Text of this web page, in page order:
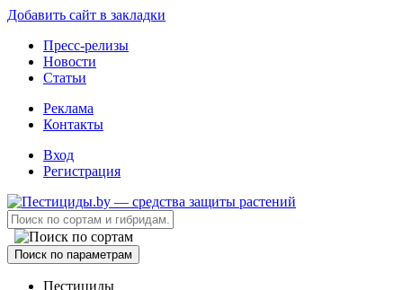
Добавить сайт в закладки
Пресс-релизы
Новости
Статьи
Реклама
Контакты
Вход
Регистрация
Поиск по параметрам
Пестициды